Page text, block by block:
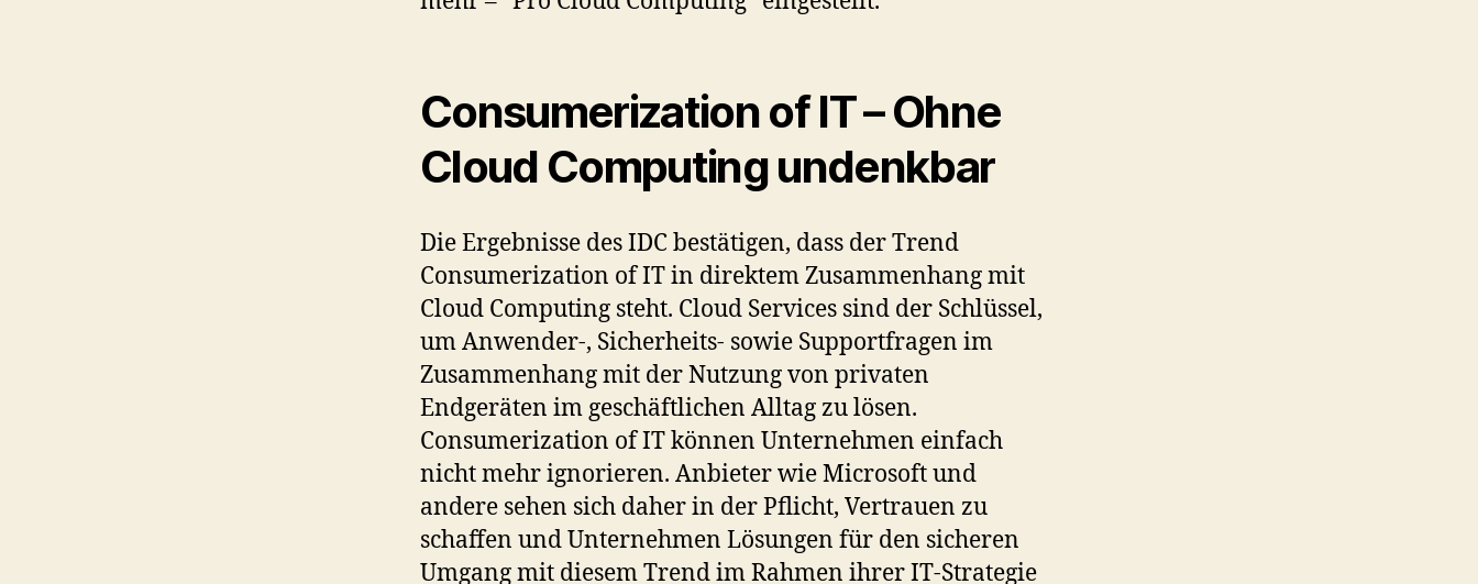
Consumerization of IT – Ohne
Cloud Computing undenkbar
Die Ergebnisse des IDC bestätigen, dass der Trend
Consumerization of IT in direktem Zusammenhang mit
Cloud Computing steht. Cloud Services sind der Schlüssel,
um Anwender-, Sicherheits- sowie Supportfragen im
Zusammenhang mit der Nutzung von privaten
Endgeräten im geschäftlichen Alltag zu lösen.
Consumerization of IT können Unternehmen einfach
nicht mehr ignorieren. Anbieter wie Microsoft und
andere sehen sich daher in der Pflicht, Vertrauen zu
schaffen und Unternehmen Lösungen für den sicheren
Umgang mit diesem Trend im Rahmen ihrer IT-Strategie